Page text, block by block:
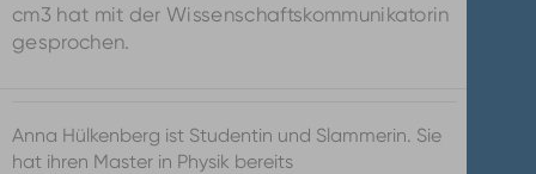
cm3 hat mit der Wissenschaftskommunikatorin
gesprochen.
Anna Hülkenberg ist Studentin und Slammerin. Sie
hat ihren Master in Physik bereits